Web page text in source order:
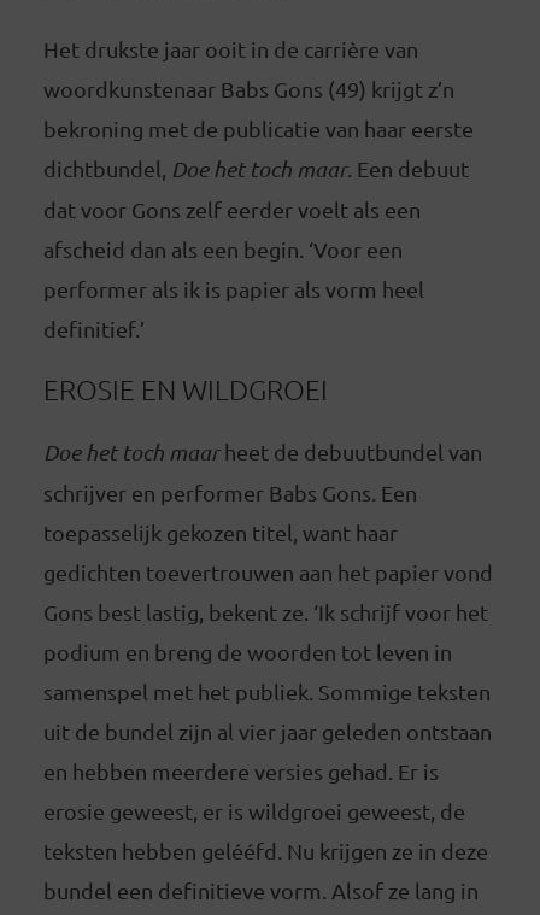
Het drukste jaar ooit in de carrière van
woordkunstenaar Babs Gons (49) krijgt z’n
bekroning met de publicatie van haar eerste
dichtbundel, Doe het toch maar. Een debuut
dat voor Gons zelf eerder voelt als een
afscheid dan als een begin. ‘Voor een
performer als ik is papier als vorm heel
definitief.’
EROSIE EN WILDGROEI
Doe het toch maarheet de debuutbundel van
schrijver en performer Babs Gons. Een
toepasselijk gekozen titel, want haar
gedichten toevertrouwen aan het papier vond
Gons best lastig, bekent ze. ‘Ik schrijf voor het
podium en breng de woorden tot leven in
samenspel met het publiek. Sommige teksten
uit de bundel zijn al vier jaar geleden ontstaan
en hebben meerdere versies gehad. Er is
erosie geweest, er is wildgroei geweest, de
teksten hebben gelééfd. Nu krijgen ze in deze
bundel een definitieve vorm. Alsof ze lang in